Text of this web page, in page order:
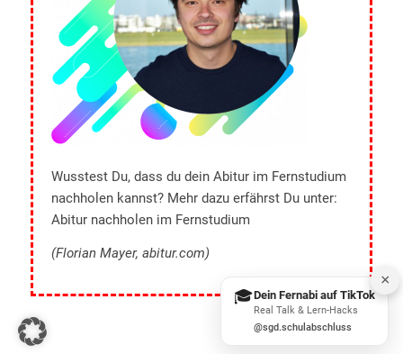
Wusstest Du, dass du dein Abitur im Fernstudium
nachholen kannst? Mehr dazu erfährst Du unter:
Abitur nachholen im Fernstudium
(Florian Mayer, abitur.com)
×
🎓Dein Fernabi auf TikTok
Real Talk & Lern-Hacks
@sgd.schulabschluss